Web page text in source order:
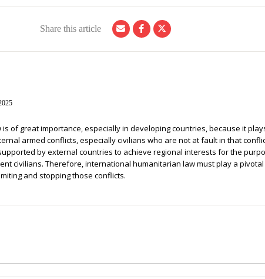
Share this article
of great importance, especially in developing countries, because it
armed conflicts, especially civilians who are not at fault in that
by external countries to achieve regional interests for the
civilians. Therefore, international humanitarian law must play a
and stopping those conflicts.